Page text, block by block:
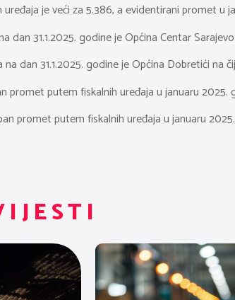
je veći za 5.386, a evidentirani promet
dan 31.1.2025. godine je Općina Centar
dan 31.1.2025. godine je Općina Dobretići na
promet putem fiskalnih uređaja u januaru
promet putem fiskalnih uređaja u januaru